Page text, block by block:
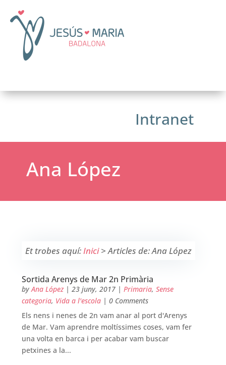
Intranet
Ana López
Et trobes aquí:Inici>Articles de: Ana López
Sortida Arenys de Mar 2n Primària
by Ana López | 23 juny, 2017 | Primaria, Sense
categoria, Vida a l'escola | 0 Comments
Els nens i nenes de 2n vam anar al port d'Arenys
de Mar. Vam aprendre moltíssimes coses, vam fer
una volta en barca i per acabar vam buscar
petxines a la...